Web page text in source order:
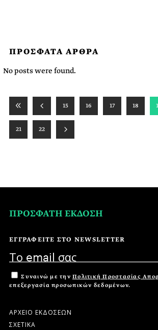
ΠΡΟΣΦΑΤΑ ΑΡΘΡΑ
No posts were found.
15 16 17 18
21 22
ΠΡΟΣΦΑΤΗ ΕΚΔΟΣΗ
ΕΓΓΡΑΦΕΙΤΕ ΣΤΟ NEWSLETTER
Συναινώ με την Πολιτική Προστασίας
επεξεργασία προσωπικών δεδομένων.
ΑΡΧΕΙΟ ΕΚΔΟΣΕΩΝ
ΣΧΕΤΙΚΑ